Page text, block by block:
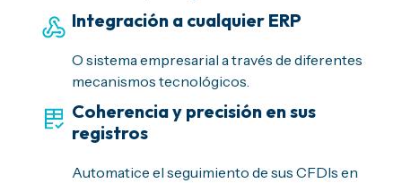
Integración a cualquier ERP
O sistema empresarial a través de diferentes
mecanismos tecnológicos.
Coherencia y precisión en sus
registros
Automatice el seguimiento de sus CFDIs en